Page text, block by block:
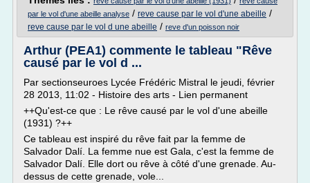
par le vol d'une abeille analyse / reve cause par le vol d'une abeille /
reve cause par le vol d une abeille / reve d'un poisson noir
Arthur (PEA1) commente le tableau "Rêve
causé par le vol d ...
Par sectionseuroes Lycée Frédéric Mistral le jeudi, février
28 2013, 11:02 - Histoire des arts - Lien permanent
++Qu'est-ce que : Le rêve causé par le vol d'une abeille
(1931) ?++
Ce tableau est inspiré du rêve fait par la femme de
Salvador Dalí. La femme nue est Gala, c'est la femme de
Salvador Dalí. Elle dort ou rêve à côté d'une grenade. Au-
dessus de cette grenade, vole...